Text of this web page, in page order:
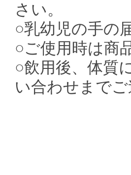
さい。
○乳幼児の手の
○ご使用時は商
○飲用後、体質
い合わせまで